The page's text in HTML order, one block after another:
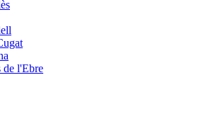
de l'Ebre